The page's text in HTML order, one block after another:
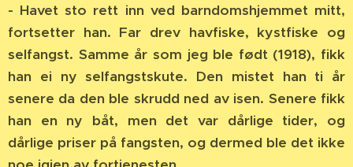
- Havet sto rett inn ved barndomshjemmet mitt,
fortsetter han. Far drev havfiske, kystfiske og
selfangst. Samme år som jeg ble født (1918), fikk
han ei ny selfangstskute. Den mistet han ti år
senere da den ble skrudd ned av isen. Senere fikk
han en ny båt, men det var dårlige tider, og
dårlige priser på fangsten, og dermed ble det ikke